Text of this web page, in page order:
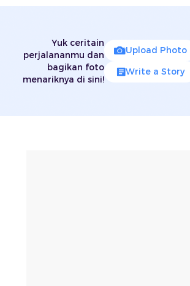
Yuk ceritain
perjalananmu dan
bagikan foto
menariknya di sini!
Upload Photo
Write a Story